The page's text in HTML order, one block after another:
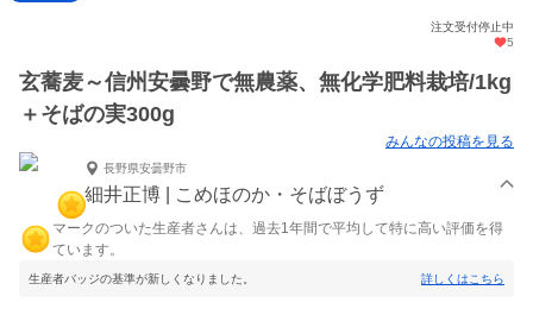
注文受付停止中
5
玄蕎麦～信州安曇野で無農薬、無化学肥料栽培/1kg
＋そばの実300g
みんなの投稿を見る
長野県安曇野市
細井正博 | こめほのか・そばぼうず
マークのついた生産者さんは、過去1年間で平均して特に高い評価を得
ています。
生産者バッジの基準が新しくなりました。 詳しくはこちら